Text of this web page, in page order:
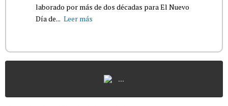
laborado por más de dos décadas para El Nuevo
Día de... Leer más
...